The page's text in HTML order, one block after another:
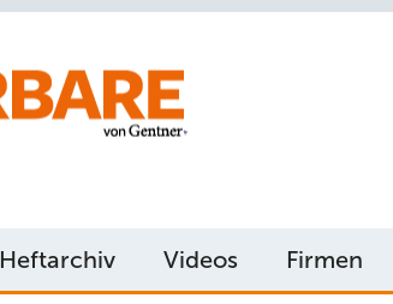
Heftarchiv Videos Firmen